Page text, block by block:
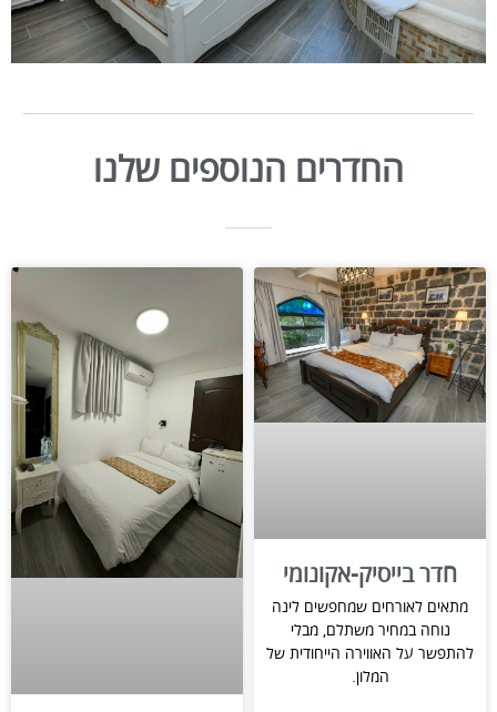
החדרים הנוספים שלנו
חדר בייסיק-אקונומי
מתאים לאורחים שמחפשים לינה
נוחה במחיר משתלם, מבלי
להתפשר על האווירה הייחודית של
המלון.